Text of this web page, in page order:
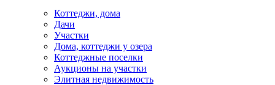
Коттеджи, дома
Дачи
Участки
Дома, коттеджи у озера
Коттеджные поселки
Аукционы на участки
Элитная недвижимость